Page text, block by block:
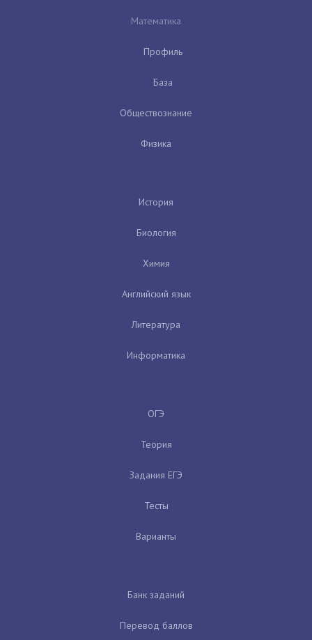
Математика
Профиль
База
Обществознание
Физика
История
Биология
Химия
Английский язык
Литература
Информатика
ОГЭ
Теория
Задания ЕГЭ
Тесты
Варианты
Банк заданий
Перевод баллов